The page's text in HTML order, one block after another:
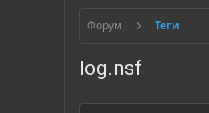
Форум Теги
log.nsf